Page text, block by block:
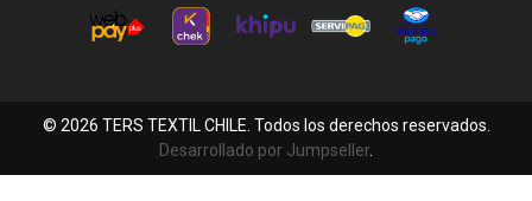
© 2026 TERS TEXTIL CHILE. Todos los derechos reservados.
Desarrollado por Jumpseller.